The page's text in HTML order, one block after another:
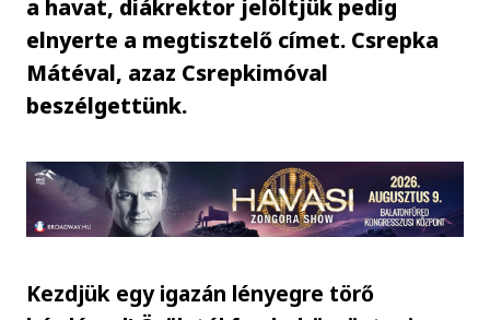
a havat, diákrektor jelöltjük pedig
elnyerte a megtisztelő címet. Csrepka
Mátéval, azaz Csrepkimóval
beszélgettünk.
Kezdjük egy igazán lényegre törő